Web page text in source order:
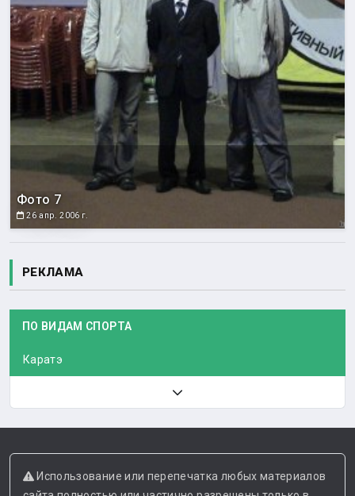
Фото 7
26 апр. 2006 г.
РЕКЛАМА
ПО ВИДАМ СПОРТА
Каратэ
Использование или перепечатка любых материалов